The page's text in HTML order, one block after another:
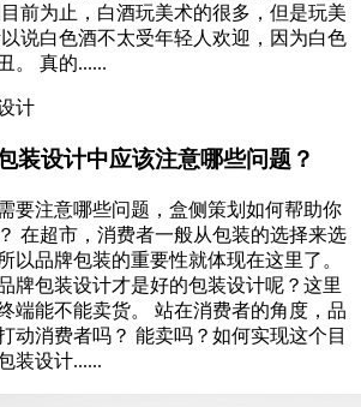
前为止，白酒玩美术的很多，但是玩美
说白色酒不太受年轻人欢迎，因为白色
。 真的......
装设计中应该注意哪些问题？
要注意哪些问题，盒侧策划如何帮助你
在超市，消费者一般从包装的选择来选
以品牌包装的重要性就体现在这里了。
牌包装设计才是好的包装设计呢？这里
端能不能卖货。 站在消费者的角度，品
动消费者吗？ 能卖吗？如何实现这个目
装设计......